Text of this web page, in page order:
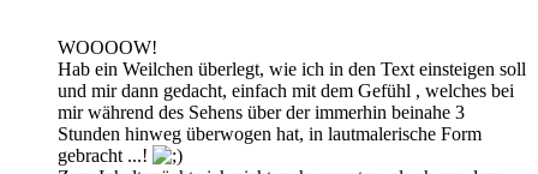
WOOOOW!
Hab ein Weilchen überlegt, wie ich in den Text einsteigen soll
und mir dann gedacht, einfach mit dem Gefühl , welches bei
mir während des Sehens über der immerhin beinahe 3
Stunden hinweg überwogen hat, in lautmalerische Form
gebracht ...!